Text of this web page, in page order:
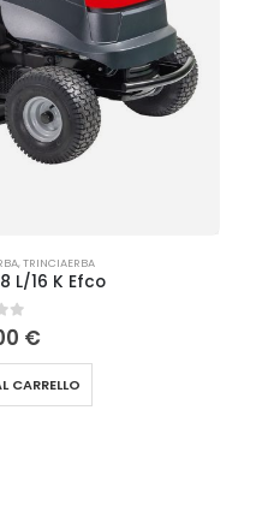
,TRINCIAERBA
L/16 K Efco
€
CARRELLO